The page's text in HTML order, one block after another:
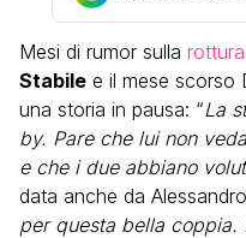
Mesi di rumor sulla
Stabile e il mese scorso
una storia in pausa: “La
by. Pare che lui non
e che i due abbiano
data anche da
per questa bella coppia.